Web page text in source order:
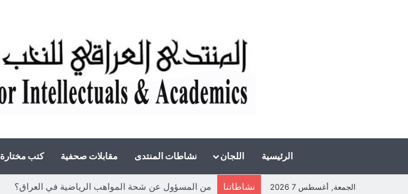
الرئيسية اللجان نشاطات المنتدى مقابلات صحفية كتب مختارة
الجمعة, أغسطس 7 2026 نشاطاتنا من المسؤول عن شحة المواهب الرياضية في العراق؟